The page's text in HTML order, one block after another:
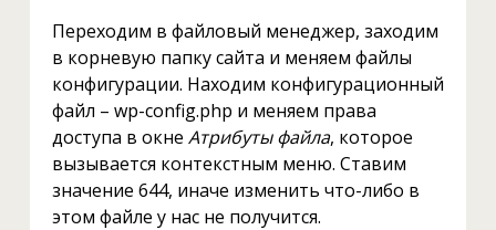
Переходим в файловый менеджер, заходим
в корневую папку сайта и меняем файлы
конфигурации. Находим конфигурационный
файл – wp-config.php и меняем права
доступа в окне Атрибуты файла, которое
вызывается контекстным меню. Ставим
значение 644, иначе изменить что-либо в
этом файле у нас не получится.